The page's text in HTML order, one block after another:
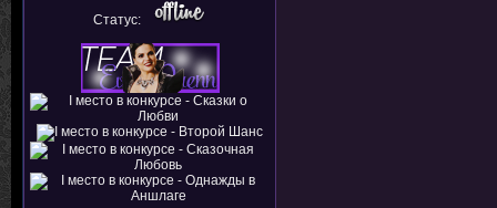
Статус: